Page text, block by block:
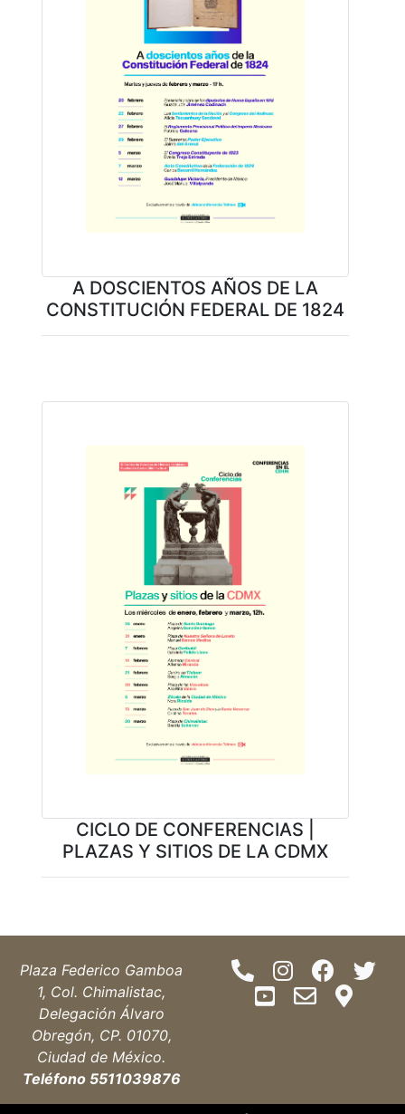
A DOSCIENTOS AÑOS DE LA
CONSTITUCIÓN FEDERAL DE 1824
CICLO DE CONFERENCIAS |
PLAZAS Y SITIOS DE LA CDMX
Plaza Federico Gamboa
1, Col. Chimalistac,
Delegación Álvaro
Obregón, CP. 01070,
Ciudad de México.
Teléfono 5511039876